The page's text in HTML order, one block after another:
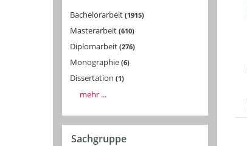
Bachelorarbeit 1915
Masterarbeit 610
Diplomarbeit 276
Monographie 6
Dissertation 1
mehr ...
Sachgruppe